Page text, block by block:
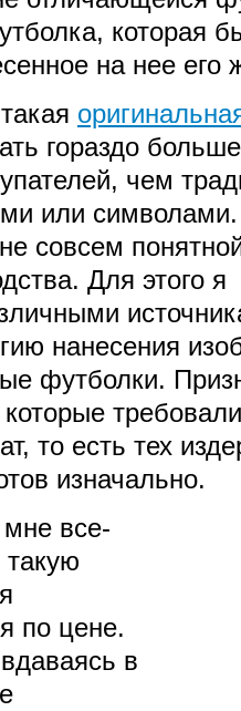
которая
на нее его
гораздо больше
чем
или
совсем
Для этого я
нанесения
футболки.
то есть тех
изначально.
все-
такую
по цене.
в